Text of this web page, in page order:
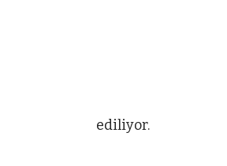
ediliyor.